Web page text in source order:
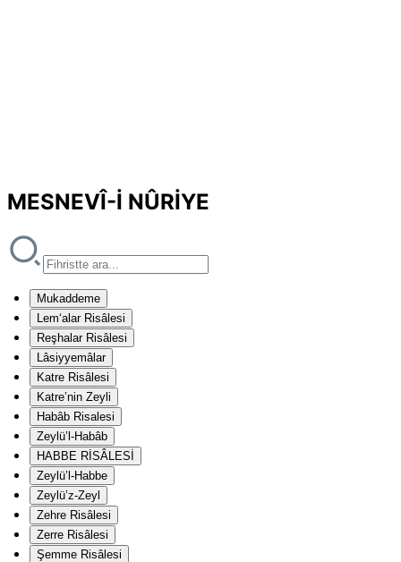
MESNEVÎ-İ NÛRİYE
Mukaddeme
Lem‘alar Risâlesi
Reşhalar Risâlesi
Lâsiyyemâlar
Katre Risâlesi
Katre’nin Zeyli
Habâb Risalesi
Zeylü’l-Habâb
HABBE RİSÂLESİ
Zeylü’l-Habbe
Zeylü’z-Zeyl
Zehre Risâlesi
Zerre Risâlesi
Şemme Risâlesi